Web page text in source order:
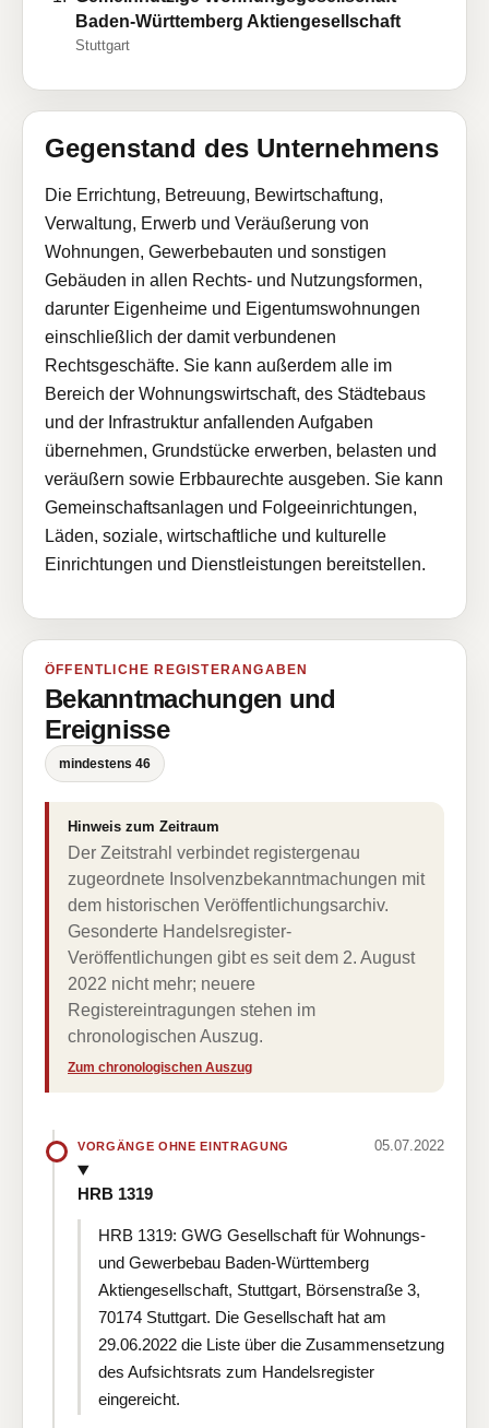
Baden-Württemberg Aktiengesellschaft
Stuttgart
Gegenstand des Unternehmens
Die Errichtung, Betreuung, Bewirtschaftung,
Verwaltung, Erwerb und Veräußerung von
Wohnungen, Gewerbebauten und sonstigen
Gebäuden in allen Rechts- und Nutzungsformen,
darunter Eigenheime und Eigentumswohnungen
einschließlich der damit verbundenen
Rechtsgeschäfte. Sie kann außerdem alle im
Bereich der Wohnungswirtschaft, des Städtebaus
und der Infrastruktur anfallenden Aufgaben
übernehmen, Grundstücke erwerben, belasten und
veräußern sowie Erbbaurechte ausgeben. Sie kann
Gemeinschaftsanlagen und Folgeeinrichtungen,
Läden, soziale, wirtschaftliche und kulturelle
Einrichtungen und Dienstleistungen bereitstellen.
ÖFFENTLICHE REGISTERANGABEN
Bekanntmachungen und
Ereignisse
mindestens 46
Hinweis zum Zeitraum
Der Zeitstrahl verbindet registergenau
zugeordnete Insolvenzbekanntmachungen mit
dem historischen Veröffentlichungsarchiv.
Gesonderte Handelsregister-
Veröffentlichungen gibt es seit dem 2. August
2022 nicht mehr; neuere
Registereintragungen stehen im
chronologischen Auszug.
Zum chronologischen Auszug
VORGÄNGE OHNE EINTRAGUNG 05.07.2022
HRB 1319
HRB 1319: GWG Gesellschaft für Wohnungs-
und Gewerbebau Baden-Württemberg
Aktiengesellschaft, Stuttgart, Börsenstraße 3,
70174 Stuttgart. Die Gesellschaft hat am
29.06.2022 die Liste über die Zusammensetzung
des Aufsichtsrats zum Handelsregister
eingereicht.